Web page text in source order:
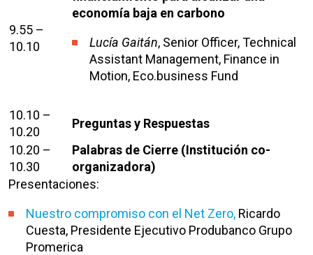
9.55 –
10.10
economía baja en carbono
Lucía Gaitán, Senior Officer, Technical
Assistant Management, Finance in
Motion, Eco.business Fund
10.10 –
10.20
Preguntas y Respuestas
10.20 –
10.30
Palabras de Cierre (Institución co-
organizadora)
Presentaciones:
Nuestro compromiso con el Net Zero, Ricardo
Cuesta, Presidente Ejecutivo Produbanco Grupo
Promerica